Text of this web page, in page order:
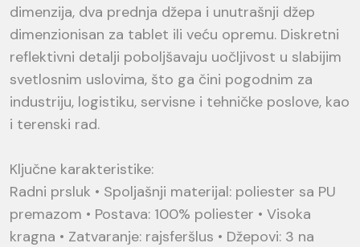
dimenzija, dva prednja džepa i unutrašnji džep
dimenzionisan za tablet ili veću opremu. Diskretni
reflektivni detalji poboljšavaju uočljivost u slabijim
svetlosnim uslovima, što ga čini pogodnim za
industriju, logistiku, servisne i tehničke poslove, kao
i terenski rad.
Ključne karakteristike:
Radni prsluk • Spoljašnji materijal: poliester sa PU
premazom • Postava: 100% poliester • Visoka
kragna • Zatvaranje: rajsferšlus • Džepovi: 3 na